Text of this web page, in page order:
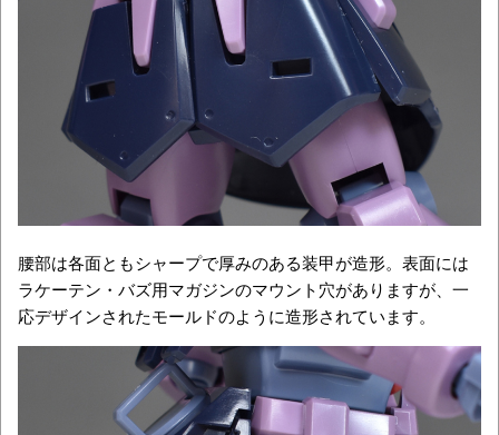
腰部は各面ともシャープで厚みのある装甲が造形。表面には
ラケーテン・バズ用マガジンのマウント穴がありますが、一
応デザインされたモールドのように造形されています。